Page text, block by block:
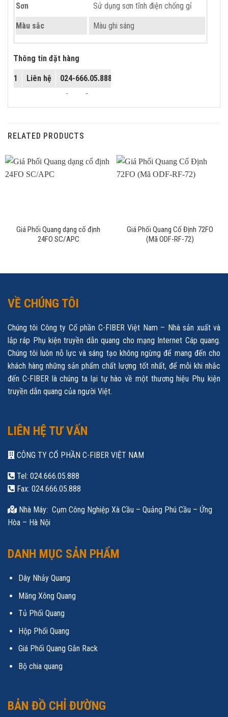
Sơn Sử dụng sơn tĩnh điện chống gỉ
Màu sắc Màu ghi sáng
Kích thước
Trọng lượng
Thông tin đặt hàng
1 Liên hệ
024-666.05.888
info@c-fiber.vn
RELATED PRODUCTS
Giá Phối Quang dạng cố định
24FO SC/APC
Giá Phối Quang Cố Định 72FO
(Mã ODF-RF-72)
VỀ CHÚNG TÔI
Chúng tôi Công ty Cổ phần C-FIBER Việt Nam – Nhà sản xuất và
lắp ráp Phụ kiện truyền dẫn quang cho mạng Internet Cáp quang.
Chúng tôi luôn nỗ lực và sáng tạo không ngừng để mang đến cho
khách hàng những sản phẩm chất lượng tốt nhất, để mỗi khi nhắc
đến C-FIBER là chúng ta lại tự hào về một thương hiệu Phụ kiện
truyền dẫn quang của người Việt.
LIÊN HỆ TƯ VẤN
CÔNG TY CỔ PHẦN C-FIBER VIỆT NAM
Tel: 024.666.05.888
Fax: 024.666.05.888
Nhà Máy: Cụm Công Nghiệp Xà Cầu – Quảng Phú Cầu – Ứng
Hòa – Hà Nội
DANH MỤC SẢN PHẨM
Dây Nhảy Quang
Măng Xông Quang
Tủ Phối Quang
Hộp Phối Quang
Giá Phối Quang Gắn Rack
Bộ chia quang
BẢN ĐỒ CHỈ ĐƯỜNG